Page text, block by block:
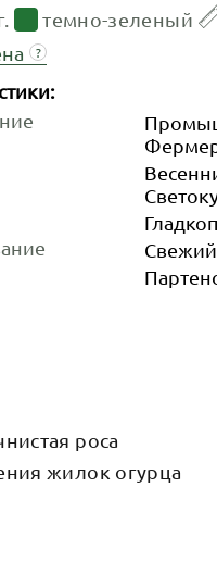
темно-зеленый
?
роса
жилок огурца